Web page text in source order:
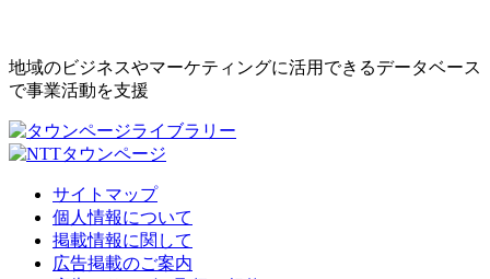
地域のビジネスやマーケティングに活用できるデータベース
で事業活動を支援
サイトマップ
個人情報について
掲載情報に関して
広告掲載のご案内